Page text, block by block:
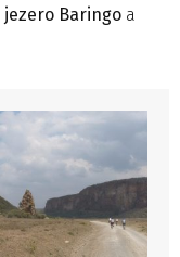
jezero Baringo a